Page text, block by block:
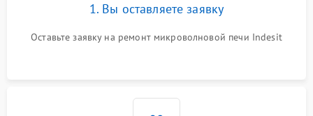
Не работают сенсорные
1000 ₽
1. Вы оставляете заявку
Оставьте заявку на ремонт микроволновой печи Indesit